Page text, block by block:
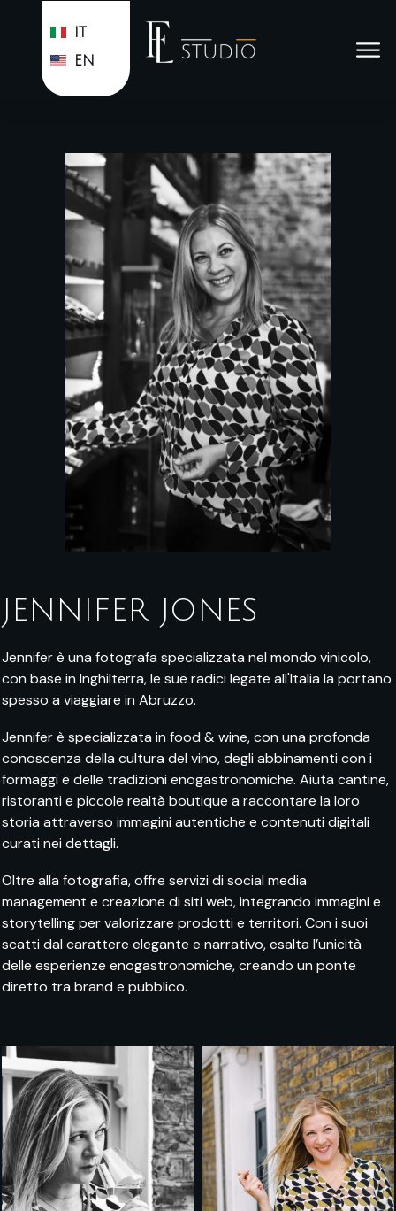
IT
EN
JENNIFER JONES
Jennifer è una fotografa specializzata nel mondo vinicolo,
con base in Inghilterra, le sue radici legate all'Italia la portano
spesso a viaggiare in Abruzzo.
Jennifer è specializzata in food & wine, con una profonda
conoscenza della cultura del vino, degli abbinamenti con i
formaggi e delle tradizioni enogastronomiche. Aiuta cantine,
ristoranti e piccole realtà boutique a raccontare la loro
storia attraverso immagini autentiche e contenuti digitali
curati nei dettagli.
Oltre alla fotografia, offre servizi di social media
management e creazione di siti web, integrando immagini e
storytelling per valorizzare prodotti e territori. Con i suoi
scatti dal carattere elegante e narrativo, esalta l’unicità
delle esperienze enogastronomiche, creando un ponte
diretto tra brand e pubblico.